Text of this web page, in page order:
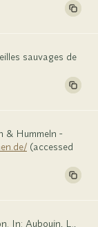
sauvages de
& Hummeln -
(accessed
In: Aubouin, L.,